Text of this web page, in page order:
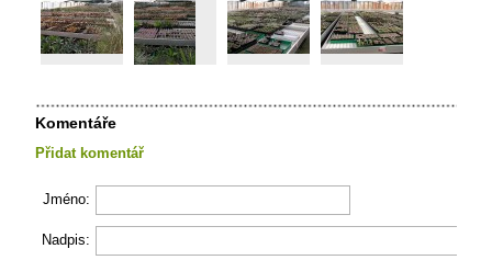
Komentáře
Přidat komentář
Jméno:
Nadpis: